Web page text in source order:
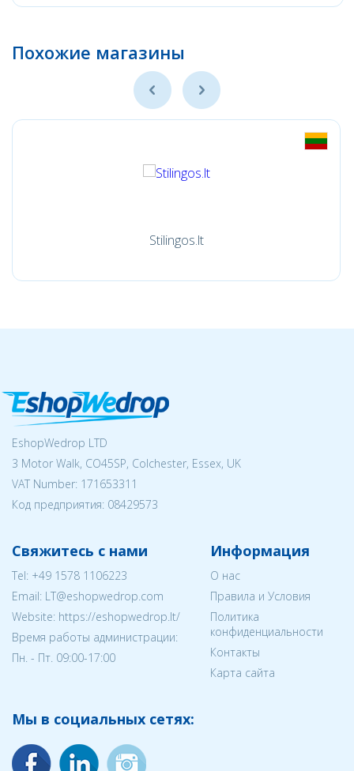
Похожие магазины
Stilingos.lt
EshopWedrop LTD
3 Motor Walk, CO45SP, Colchester, Essex, UK
VAT Number: 171653311
Код предприятия: 08429573
Свяжитесь с нами
Tel: +49 1578 1106223
Email: LT@eshopwedrop.com
Website: https://eshopwedrop.lt/
Время работы администрации:
Пн. - Пт. 09:00-17:00
Информация
О нас
Правила и Условия
Политика
конфиденциальности
Контакты
Карта сайта
Мы в социальных сетях: